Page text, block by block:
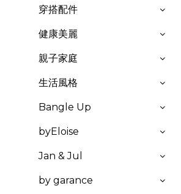
穿搭配件
健康美麗
親子家庭
生活風格
Bangle Up
byEloise
Jan & Jul
by garance